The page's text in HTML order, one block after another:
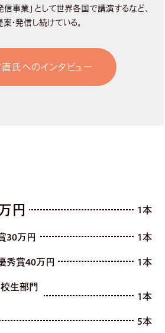
信事業」として世界各国で講演するなど、
・発信し続けている。
氏へのインタビュー
円 1本
30万円 1本
秀賞40万円 1本
生部門
1本
5本